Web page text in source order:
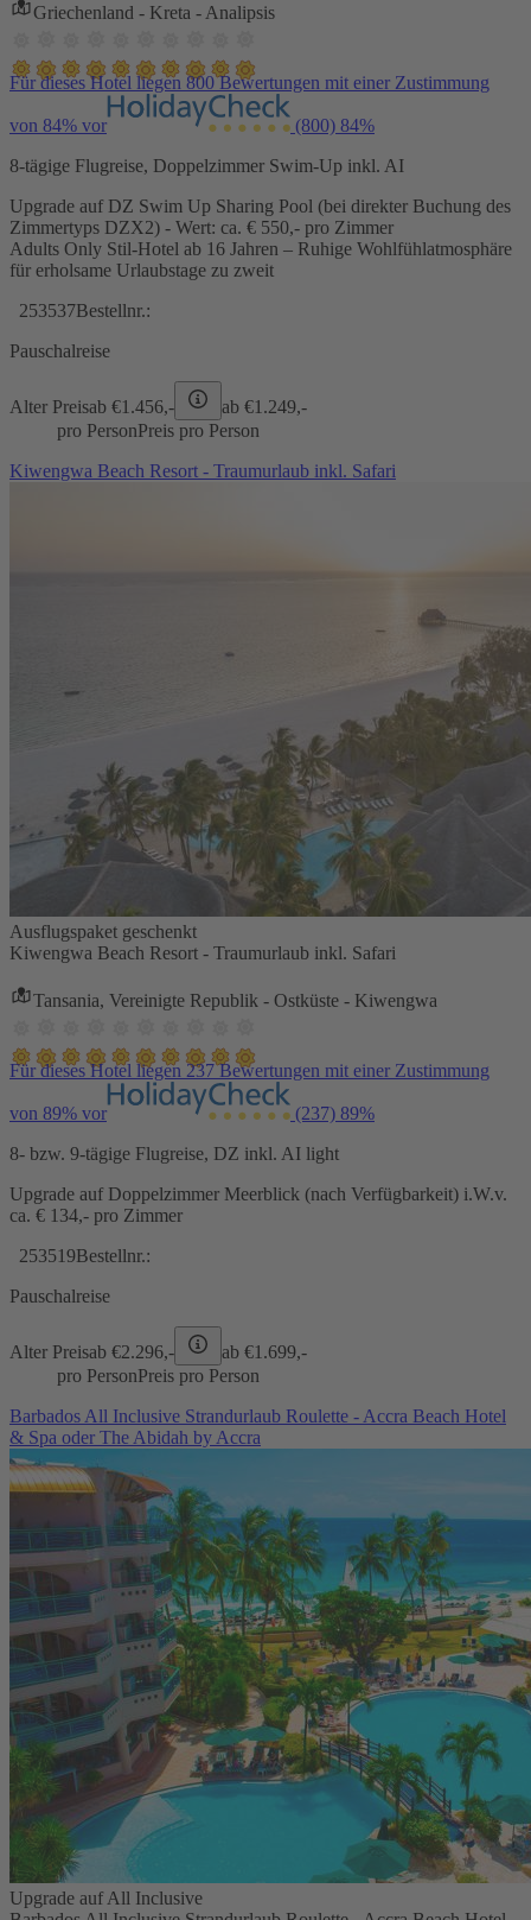
Griechenland - Kreta - Analipsis
Für dieses Hotel liegen 800 Bewertungen mit einer Zustimmung
von 84% vor (800) 84%
8-tägige Flugreise, Doppelzimmer Swim-Up inkl. AI
Upgrade auf DZ Swim Up Sharing Pool (bei direkter Buchung des
Zimmertyps DZX2) - Wert: ca. € 550,- pro Zimmer
Adults Only Stil-Hotel ab 16 Jahren – Ruhige Wohlfühlatmosphäre
für erholsame Urlaubstage zu zweit
253537Bestellnr.:
Pauschalreise
Alter Preisab €1.456,- ab €1.249,-
pro PersonPreis pro Person
Kiwengwa Beach Resort - Traumurlaub inkl. Safari
Ausflugspaket geschenkt
Kiwengwa Beach Resort - Traumurlaub inkl. Safari
Tansania, Vereinigte Republik - Ostküste - Kiwengwa
Für dieses Hotel liegen 237 Bewertungen mit einer Zustimmung
von 89% vor (237) 89%
8- bzw. 9-tägige Flugreise, DZ inkl. AI light
Upgrade auf Doppelzimmer Meerblick (nach Verfügbarkeit) i.W.v.
ca. € 134,- pro Zimmer
253519Bestellnr.:
Pauschalreise
Alter Preisab €2.296,- ab €1.699,-
pro PersonPreis pro Person
Barbados All Inclusive Strandurlaub Roulette - Accra Beach Hotel
& Spa oder The Abidah by Accra
Upgrade auf All Inclusive